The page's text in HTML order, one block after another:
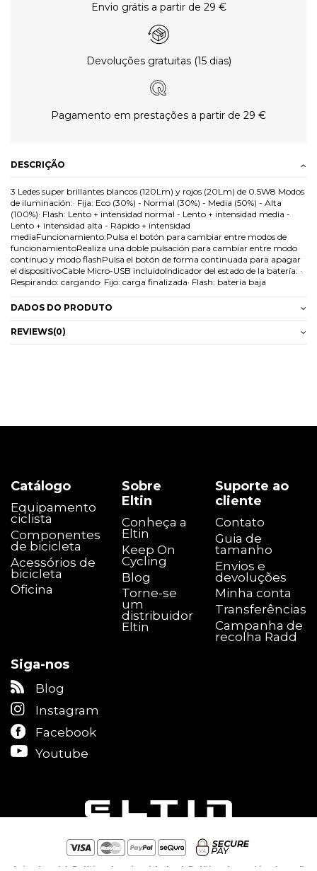
Envio grátis a partir de 29 €
Devoluções gratuitas (15 dias)
Pagamento em prestações a partir de 29 €
DESCRIÇÃO
3 Ledes super brillantes blancos (120Lm) y rojos (20Lm) de 0.5W8 Modos
de iluminación:· Fija: Eco (30%) - Normal (30%) - Media (50%) - Alta
(100%)· Flash: Lento + intensidad normal - Lento + intensidad media -
Lento + intensidad alta - Rápido + intensidad
mediaFuncionamiento:Pulsa el botón para cambiar entre modos de
funcionamientoRealiza una doble pulsación para cambiar entre modo
continuo y modo flashPulsa el botón de forma continuada para apagar
el dispositivoCable Micro-USB incluidoIndicador del estado de la batería: ·
Respirando: cargando· Fijo: carga finalizada· Flash: batería baja
DADOS DO PRODUTO
REVIEWS(0)
Catálogo
Equipamento
ciclista
Componentes
de bicicleta
Acessórios de
bicicleta
Oficina
Sobre
Eltin
Conheça a
Eltin
Keep On
Cycling
Blog
Torne-se
um
distribuidor
Eltin
Suporte ao
cliente
Contato
Guia de
tamanho
Envios e
devoluções
Minha conta
Transferências
Campanha de
recolha Radd
Siga-nos
Blog
Instagram
Facebook
Youtube